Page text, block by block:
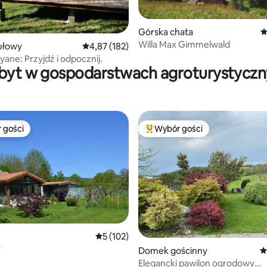
liczba recenzji: 129 Średnia ocena: 4,87 na 5, liczba recenzji: 182
4,87 (182)
Przyjdź i odpocznij.
Górska chata
Willa Max Gimmelwald
w gospodarstwach
z kategorii Wybór gości
gości
Średnia ocena: 5 na 5, liczba recenzji: 102
5 (102)
Najpopularniejsze z kategorii
Wybór gości
Domek gościnny
Elegancki pawilon ogrodowy